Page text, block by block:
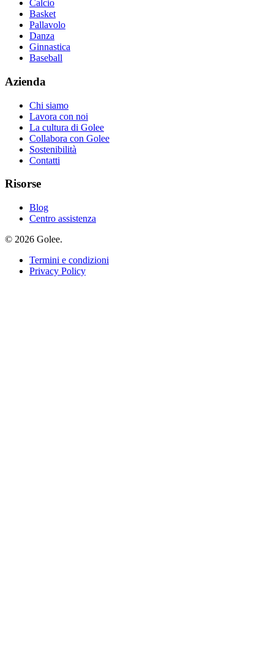
Calcio
Basket
Pallavolo
Danza
Ginnastica
Baseball
Azienda
Chi siamo
Lavora con noi
La cultura di Golee
Collabora con Golee
Sostenibilità
Contatti
Risorse
Blog
Centro assistenza
© 2026 Golee.
Termini e condizioni
Privacy Policy